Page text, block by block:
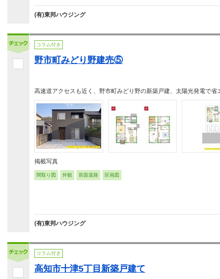
(有)東邦ハウジング
コラム付き
野市町みどり野建売⑤
高速道アクセスも近く、野市町みどり野の新築戸建、太陽光発電で省
掲載写真
間取り図 外観 前面道路 区画図
(有)東邦ハウジング
コラム付き
高知市十津5丁目新築戸建て